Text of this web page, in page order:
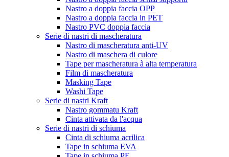
Nastro a doppia faccia OPP
Nastro a doppia faccia in PET
Nastro PVC doppia faccia
Serie di nastri di mascheratura
Nastro di mascheratura anti-UV
Nastro di maschera di culore
Tape per mascheratura à alta temperatura
Film di mascheratura
Masking Tape
Washi Tape
Serie di nastri Kraft
Nastro gommatu Kraft
Cinta attivata da l'acqua
Serie di nastri di schiuma
Cinta di schiuma acrilica
Tape in schiuma EVA